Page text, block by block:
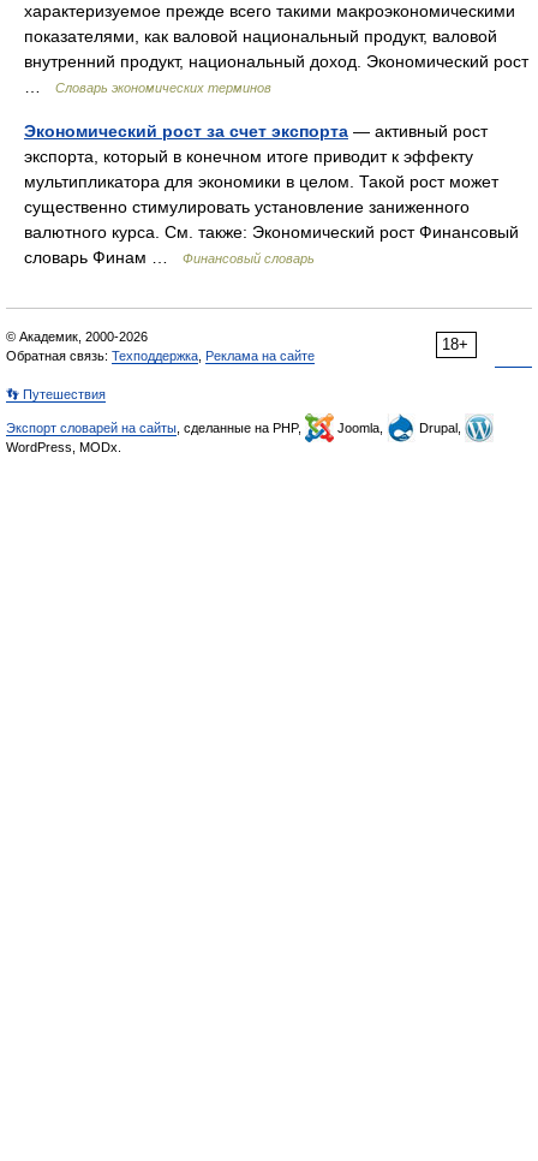
характеризуемое прежде всего такими макроэкономическими
показателями, как валовой национальный продукт, валовой
внутренний продукт, национальный доход. Экономический рост
Словарь экономических терминов
Экономический рост за счет экспорта — активный рост
экспорта, который в конечном итоге приводит к эффекту
мультипликатора для экономики в целом. Такой рост может
существенно стимулировать установление заниженного
валютного курса. См. также: Экономический рост Финансовый
словарь Финам …
Финансовый словарь
18+
© Академик, 2000-2026
Обратная связь: Техподдержка Реклама на сайте
👣 Путешествия
Экспорт словарей на сайты , сделанные на PHP, Joomla,
Drupal,
WordPress, MODx.